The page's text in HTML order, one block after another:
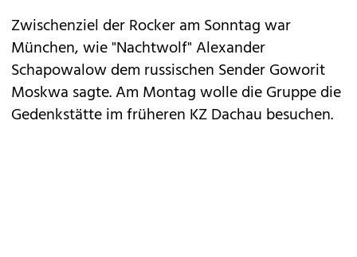
Zwischenziel der Rocker am Sonntag war
München, wie "Nachtwolf" Alexander
Schapowalow dem russischen Sender Goworit
Moskwa sagte. Am Montag wolle die Gruppe die
Gedenkstätte im früheren KZ Dachau besuchen.